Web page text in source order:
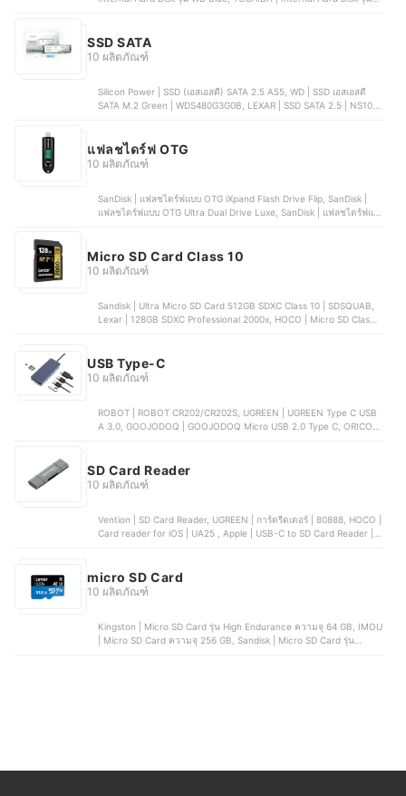
2.5"
SSD SATA
10 ผลิตภัณฑ์
Silicon Power | SSD (เอสเอสดี) SATA 2.5 A55, WD | SSD เอสเอสดี
SATA M.2 Green | WDS480G3G0B, LEXAR | SSD SATA 2.5 | NS100,
แฟลชไดร์ฟ OTG
10 ผลิตภัณฑ์
SanDisk | แฟลชไดร์ฟแบบ OTG iXpand Flash Drive Flip, SanDisk |
แฟลชไดร์ฟแบบ OTG Ultra Dual Drive Luxe, SanDisk | แฟลชไดร์ฟแบบ
Dual USB Type - C/A | D400
Micro SD Card Class 10
10 ผลิตภัณฑ์
Sandisk | Ultra Micro SD Card 512GB SDXC Class 10 | SDSQUAB,
Lexar | 128GB SDXC Professional 2000x, HOCO | Micro SD Class
USB Type-C
10 ผลิตภัณฑ์
ROBOT | ROBOT CR202/CR202S, UGREEN | UGREEN Type C USB
A 3.0, GOOJODOQ | GOOJODOQ Micro USB 2.0 Type C, ORICO |
SD Card Reader
10 ผลิตภัณฑ์
Vention | SD Card Reader, UGREEN | การ์ดรีดเดอร์ | 80888, HOCO |
Card reader for iOS | UA25 , Apple | USB-C to SD Card Reader |
micro SD Card
10 ผลิตภัณฑ์
Kingston | Micro SD Card รุ่น High Endurance ความจุ 64 GB, IMOU
| Micro SD Card ความจุ 256 GB, Sandisk | Micro SD Card รุ่น